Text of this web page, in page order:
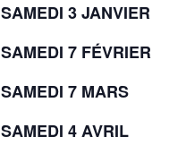
SAMEDI 3 JANVIER
SAMEDI 7 FÉVRIER
SAMEDI 7 MARS
SAMEDI 4 AVRIL